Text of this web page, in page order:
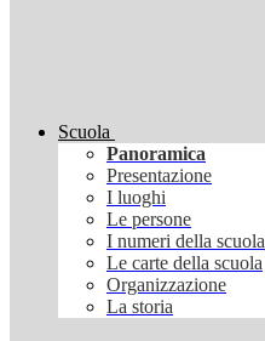
Scuola
Panoramica
Presentazione
I luoghi
Le persone
I numeri della scuola
Le carte della scuola
Organizzazione
La storia